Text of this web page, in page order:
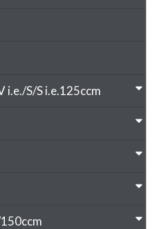
i.e./S/S i.e.125ccm